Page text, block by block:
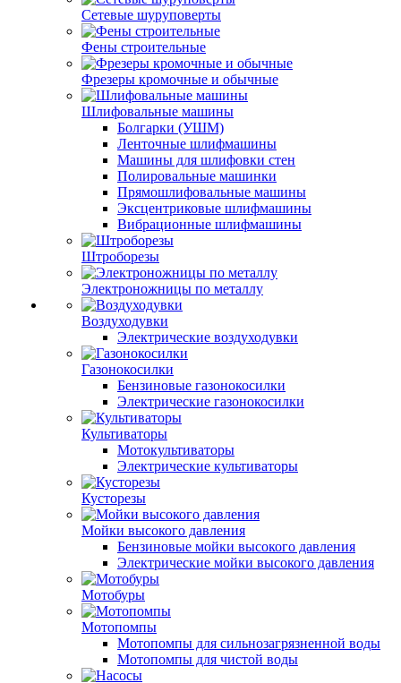
Сетевые шуруповерты
Фены строительные
Фрезеры кромочные и обычные
Шлифовальные машины
Болгарки (УШМ)
Ленточные шлифмашины
Машины для шлифовки стен
Полировальные машинки
Прямошлифовальные машины
Эксцентриковые шлифмашины
Вибрационные шлифмашины
Штроборезы
Электроножницы по металлу
Воздуходувки
Электрические воздуходувки
Газонокосилки
Бензиновые газонокосилки
Электрические газонокосилки
Культиваторы
Мотокультиваторы
Электрические культиваторы
Кусторезы
Мойки высокого давления
Бензиновые мойки высокого давления
Электрические мойки высокого давления
Мотобуры
Мотопомпы
Мотопомпы для сильнозагрязненной воды
Мотопомпы для чистой воды